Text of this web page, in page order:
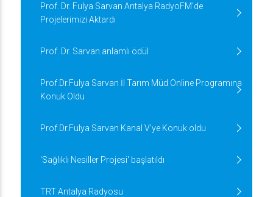
Prof. Dr. Fulya Sarvan Antalya RadyoFM'de
Projelerimizi Aktardı
Prof. Dr. Sarvan anlamlı ödül
Prof.Dr.Fulya Sarvan İl Tarım Müd Online Programına
Konuk Oldu
Prof.Dr.Fulya Sarvan Kanal V'ye Konuk oldu
'Sağlıklı Nesiller Projesi' başlatıldı
TRT Antalya Radyosu